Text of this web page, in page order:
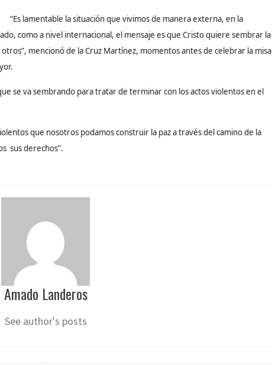
“Es lamentable la situación que vivimos de manera externa, en la
como a nivel internacional, el mensaje es que Cristo quiere sembrar la
mencionó de la Cruz Martínez, momentos antes de celebrar la misa
se va sembrando para tratar de terminar con los actos violentos en el
que nosotros podamos construir la paz a través del camino de la
sus derechos”.
Amado Landeros
See author's posts